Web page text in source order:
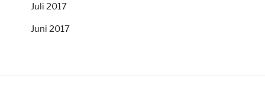
Juli 2017
Juni 2017